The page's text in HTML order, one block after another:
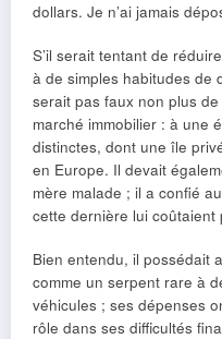
dollars. Je n’ai jamais
S’il serait tentant de
à de simples habitudes de
serait pas faux non plus
marché immobilier : à une
distinctes, dont une île
en Europe. Il devait
mère malade ; il a confié
cette dernière lui
Bien entendu, il possédait
comme un serpent rare à
véhicules ; ses dépenses
rôle dans ses difficultés